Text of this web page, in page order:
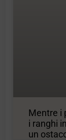
Mentre i
i ranghi
un